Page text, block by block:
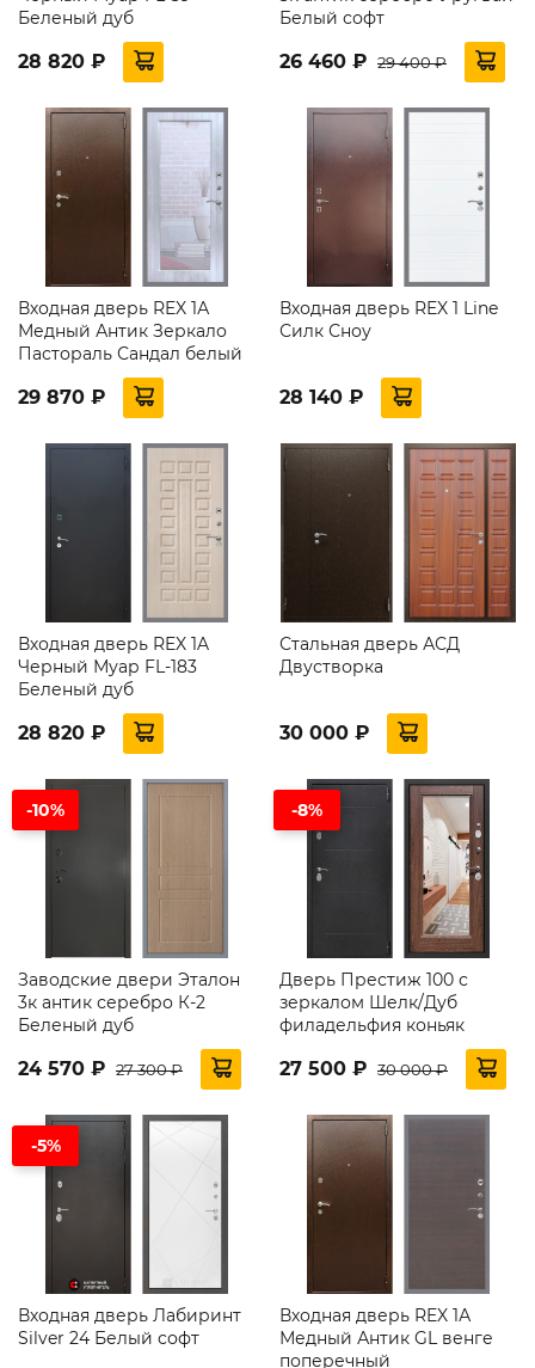
Беленый дуб
28 820 ₽
Белый софт
26 460 ₽ 29 400 ₽
Входная дверь REX 1А
Медный Антик Зеркало
Пастораль Сандал белый
29 870 ₽
Входная дверь REX 1 Line
Силк Сноу
28 140 ₽
Входная дверь REX 1A
Черный Муар FL-183
Беленый дуб
28 820 ₽
Стальная дверь АСД
Двустворка
30 000 ₽
-10%
Заводские двери Эталон
3к антик серебро К-2
Беленый дуб
24 570 ₽ 27 300 ₽
-8%
Дверь Престиж 100 с
зеркалом Шелк/Дуб
филадельфия коньяк
27 500 ₽ 30 000 ₽
-5%
Входная дверь Лабиринт
Silver 24 Белый софт
Входная дверь REX 1А
Медный Антик GL венге
поперечный